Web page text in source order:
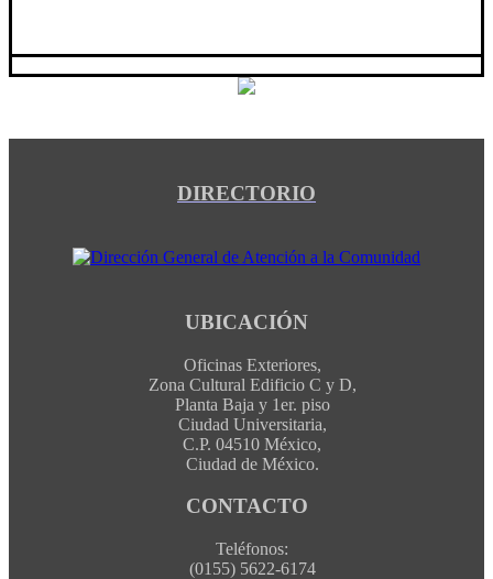
DIRECTORIO
UBICACIÓN
Oficinas Exteriores,
Zona Cultural Edificio C y D,
Planta Baja y 1er. piso
Ciudad Universitaria,
C.P. 04510 México,
Ciudad de México.
CONTACTO
Teléfonos:
(0155) 5622-6174